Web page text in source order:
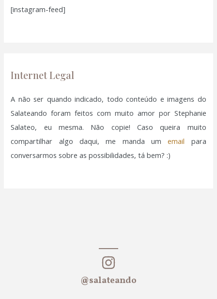
s
r
[instagram-feed]
Internet Legal
A não ser quando indicado, todo conteúdo e imagens do
Salateando foram feitos com muito amor por Stephanie
Salateo, eu mesma. Não copie! Caso queira muito
compartilhar algo daqui, me manda umemail para
conversarmos sobre as possibilidades, tá bem? :)
@salateando